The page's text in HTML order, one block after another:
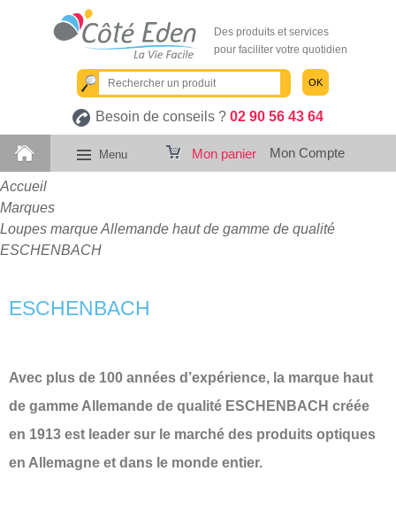
Des produits et services
pour faciliter votre quotidien
OK
Besoin de conseils ? 02 90 56 43 64
Menu Mon Compte
Mon panier
Accueil
Marques
Loupes marque Allemande haut de gamme de qualité
ESCHENBACH
ESCHENBACH
Avec plus de 100 années d’expérience, la marque haut
de gamme Allemande de qualité ESCHENBACH créée
en 1913 est leader sur le marché des produits optiques
en Allemagne et dans le monde entier.